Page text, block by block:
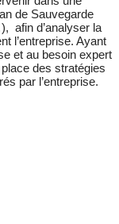
de Sauvegarde
afin d’analyser la
l’entreprise. Ayant
et au besoin expert
des stratégies
par l’entreprise.